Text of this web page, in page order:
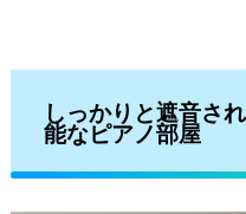
しっかりと遮音さ
能なピアノ部屋